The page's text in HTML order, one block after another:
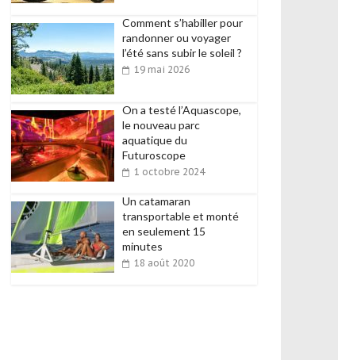
Comment s’habiller pour
randonner ou voyager
l’été sans subir le soleil ?
19 mai 2026
On a testé l’Aquascope,
le nouveau parc
aquatique du
Futuroscope
1 octobre 2024
Un catamaran
transportable et monté
en seulement 15
minutes
18 août 2020